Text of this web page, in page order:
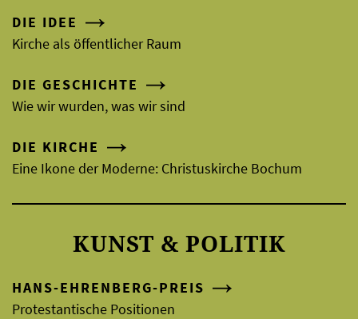
DIE IDEE
Kirche als öffentlicher Raum
DIE GESCHICHTE
Wie wir wurden, was wir sind
DIE KIRCHE
Eine Ikone der Moderne: Christuskirche Bochum
KUNST & POLITIK
HANS-EHRENBERG-PREIS
Protestantische Positionen